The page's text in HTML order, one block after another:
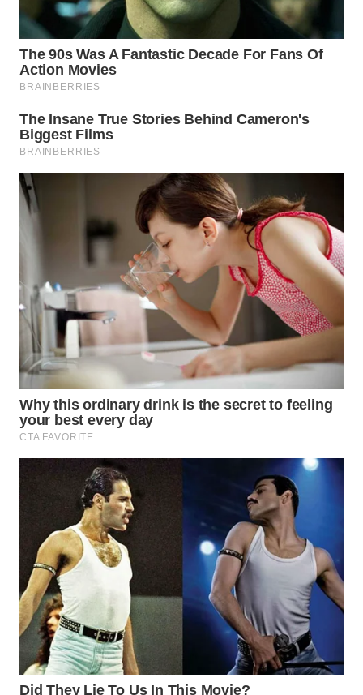
WN
BEKASI
WN
BOGOR
WN
DEPOK
WN
SAMOSIR
WN
PADANG
LAWAS
WN
CIANJUR
WN
KEPULAUAN
SERIBU
WN
TANGERANG
WN